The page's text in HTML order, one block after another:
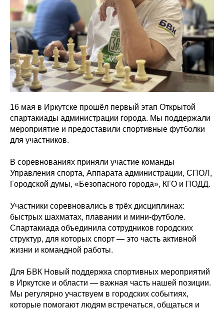
16 мая в Иркутске прошёл первый этап Открытой
спартакиады администрации города. Мы поддержали
мероприятие и предоставили спортивные футболки
для участников.
В соревнованиях приняли участие команды
Управления спорта, Аппарата администрации, СПОЛ,
Городской думы, «Безопасного города», КГО и ПОДД.
Участники соревновались в трёх дисциплинах:
быстрых шахматах, плавании и мини-футболе.
Спартакиада объединила сотрудников городских
структур, для которых спорт — это часть активной
жизни и командной работы.
Для БВК Новый поддержка спортивных мероприятий
в Иркутске и области — важная часть нашей позиции.
Мы регулярно участвуем в городских событиях,
которые помогают людям встречаться, общаться и